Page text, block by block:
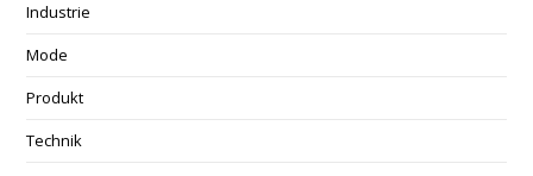
Industrie
Mode
Produkt
Technik